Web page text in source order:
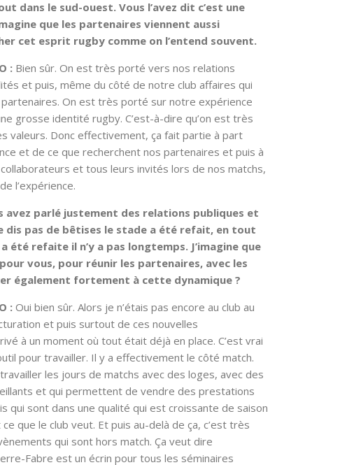
dans le sud-ouest. Vous l’avez dit c’est une
que les partenaires viennent aussi
cet esprit rugby comme on l’entend souvent.
: Bien sûr. On est très porté vers nos relations
et puis, même du côté de notre club affaires qui
partenaires. On est très porté sur notre expérience
grosse identité rugby. C’est-à-dire qu’on est très
valeurs. Donc effectivement, ça fait partie à part
et de ce que recherchent nos partenaires et puis à
et tous leurs invités lors de nos matchs,
l’expérience.
avez parlé justement des relations publiques et
dis pas de bêtises le stade a été refait, en tout
été refaite il n’y a pas longtemps. J’imagine que
vous, pour réunir les partenaires, avec les
également fortement à cette dynamique ?
: Oui bien sûr. Alors je n’étais pas encore au club au
et puis surtout de ces nouvelles
à un moment où tout était déjà en place. C’est vrai
pour travailler. Il y a effectivement le côté match.
les jours de matchs avec des loges, avec des
et qui permettent de vendre des prestations
qui sont dans une qualité qui est croissante de saison
que le club veut. Et puis au-delà de ça, c’est très
qui sont hors match. Ça veut dire
Fabre est un écrin pour tous les séminaires